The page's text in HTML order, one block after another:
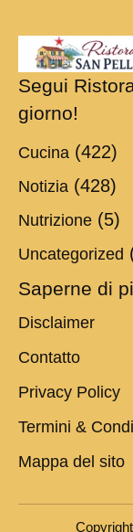
Segui
giorno!
Cucina (422)
Notizia (428)
Nutrizione (5)
Uncategorized
Saperne di
Disclaimer
Contatto
Privacy Policy
Termini &
Mappa del sito